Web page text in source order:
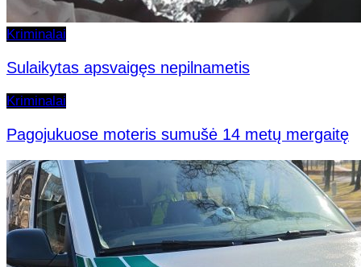
Kriminalai
Sulaikytas apsvaigęs nepilnametis
Kriminalai
Pagojukuose moteris sumušė 14 metų mergaitę